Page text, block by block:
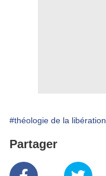
#théologie de la libération
Partager